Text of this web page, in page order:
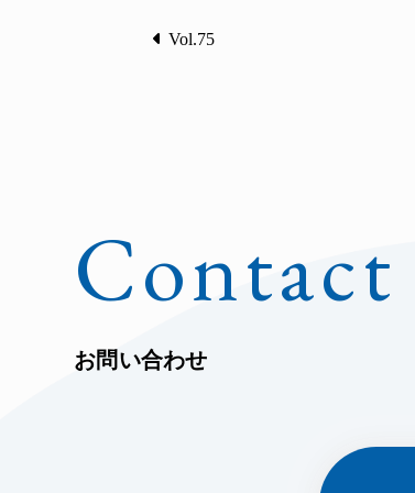
Vol.75
Contact
お問い合わせ